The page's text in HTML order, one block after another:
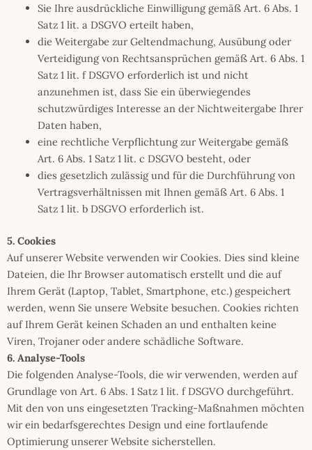
Sie Ihre ausdrückliche Einwilligung gemäß Art. 6 Abs. 1
Satz 1 lit. a DSGVO erteilt haben,
die Weitergabe zur Geltendmachung, Ausübung oder
Verteidigung von Rechtsansprüchen gemäß Art. 6 Abs. 1
Satz 1 lit. f DSGVO erforderlich ist und nicht
anzunehmen ist, dass Sie ein überwiegendes
schutzwürdiges Interesse an der Nichtweitergabe Ihrer
Daten haben,
eine rechtliche Verpflichtung zur Weitergabe gemäß
Art. 6 Abs. 1 Satz 1 lit. c DSGVO besteht, oder
dies gesetzlich zulässig und für die Durchführung von
Vertragsverhältnissen mit Ihnen gemäß Art. 6 Abs. 1
Satz 1 lit. b DSGVO erforderlich ist.
5. Cookies
Auf unserer Website verwenden wir Cookies. Dies sind kleine
Dateien, die Ihr Browser automatisch erstellt und die auf
Ihrem Gerät (Laptop, Tablet, Smartphone, etc.) gespeichert
werden, wenn Sie unsere Website besuchen. Cookies richten
auf Ihrem Gerät keinen Schaden an und enthalten keine
Viren, Trojaner oder andere schädliche Software.
6. Analyse-Tools
Die folgenden Analyse-Tools, die wir verwenden, werden auf
Grundlage von Art. 6 Abs. 1 Satz 1 lit. f DSGVO durchgeführt.
Mit den von uns eingesetzten Tracking-Maßnahmen möchten
wir ein bedarfsgerechtes Design und eine fortlaufende
Optimierung unserer Website sicherstellen.